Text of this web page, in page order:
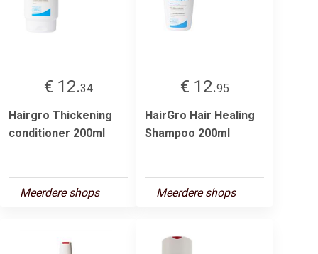
€ 12.34
Hairgro Thickening
conditioner 200ml
Meerdere shops
€ 12.95
HairGro Hair Healing
Shampoo 200ml
Meerdere shops